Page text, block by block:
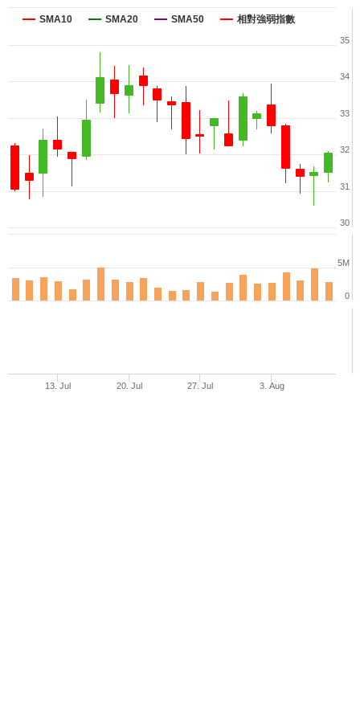
SMA10 SMA20 SMA50 相對強弱指數
13. Jul 20. Jul 27. Jul 3. Aug
30
31
32
33
34
35
0
5M